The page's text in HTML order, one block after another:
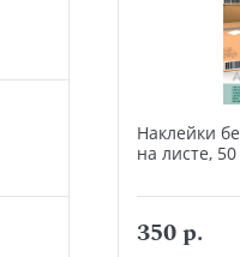
Наклейки
на листе,
350 р.